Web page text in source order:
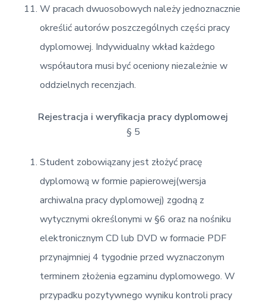
W pracach dwuosobowych należy jednoznacznie
określić autorów poszczególnych części pracy
dyplomowej. Indywidualny wkład każdego
współautora musi być oceniony niezależnie w
oddzielnych recenzjach.
Rejestracja i weryfikacja pracy dyplomowej
§ 5
Student zobowiązany jest złożyć pracę
dyplomową w formie papierowej(wersja
archiwalna pracy dyplomowej) zgodną z
wytycznymi określonymi w §6 oraz na nośniku
elektronicznym CD lub DVD w formacie PDF
przynajmniej 4 tygodnie przed wyznaczonym
terminem złożenia egzaminu dyplomowego. W
przypadku pozytywnego wyniku kontroli pracy